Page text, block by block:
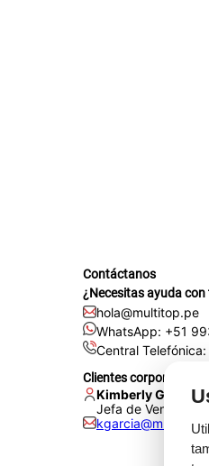
Contáctanos
¿Necesitas ayuda
hola@multitop.pe
WhatsApp: +51
Central
Clientes corporativos
Kimberly Garcia
Jefa de Ventas